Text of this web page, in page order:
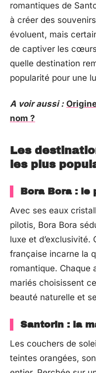
romantiques de
à créer des
évoluent, mais
de captiver les
quelle destination
popularité pour une
A voir aussi :
nom ?
Les
les plus
Bora Bora : le
Avec ses eaux
pilotis, Bora Bora
luxe et d’exclusivité.
française incarne la
romantique. Chaque
mariés choisissent
beauté naturelle et
Santorin : la
Les couchers de
teintes orangées,